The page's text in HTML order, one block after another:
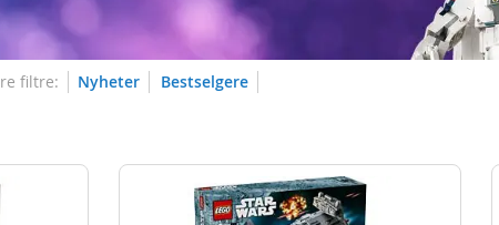
filtre: Nyheter Bestselgere